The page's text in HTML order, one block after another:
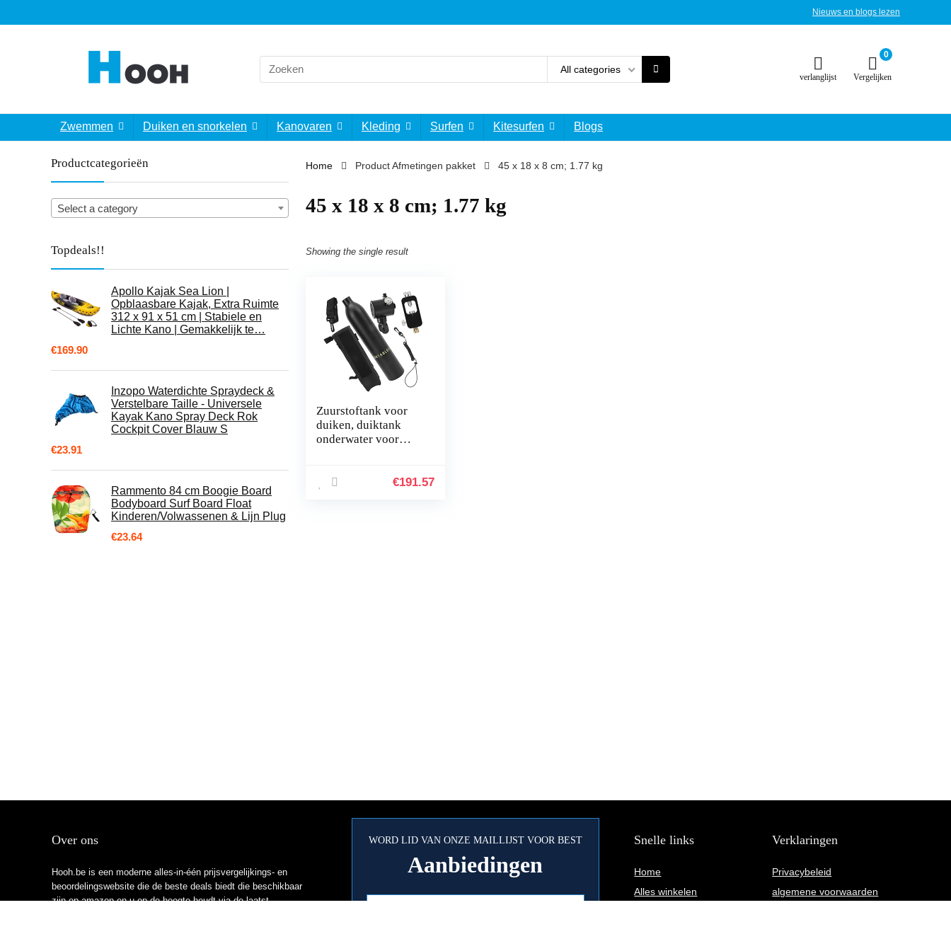
Nieuws en blogs lezen
Search
for:
All categories
verlanglijst
0
Vergelijken
Zwemmen Duiken en snorkelen Kanovaren Kleding Surfen Kitesurfen Blogs
Productcategorieën
Select a category
Topdeals!!
Apollo Kajak Sea Lion |
Opblaasbare Kajak, Extra Ruimte
312 x 91 x 51 cm | Stabiele en
Lichte Kano | Gemakkelijk te…
€169.90
Inzopo Waterdichte Spraydeck &
Verstelbare Taille - Universele
Kayak Kano Spray Deck Rok
Cockpit Cover Blauw S
€23.91
Rammento 84 cm Boogie Board
Bodyboard Surf Board Float
Kinderen/Volwassenen & Lijn Plug
€23.64
Home Product Afmetingen pakket ‎45 x 18 x 8 cm; 1.77 kg
‎45 x 18 x 8 cm; 1.77 kg
Showing the single result
Zuurstoftank voor
duiken, duiktank
onderwater voor
€191.57
Over ons
Hooh.be is een moderne alles-in-één prijsvergelijkings- en
beoordelingswebsite die de beste deals biedt die beschikbaar
zijn op amazon en u op de hoogte houdt via de laatst
WORD LID VAN ONZE MAILLIJST VOOR BEST
Aanbiedingen
Snelle links
Home
Alles winkelen
Verklaringen
Privacybeleid
algemene voorwaarden